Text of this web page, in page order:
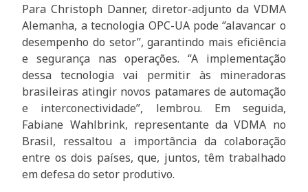
Para Christoph Danner, diretor-adjunto da VDMA
Alemanha, a tecnologia OPC-UA pode ‘’alavancar o
desempenho do setor’’, garantindo mais eficiência
e segurança nas operações. “A implementação
dessa tecnologia vai permitir às mineradoras
brasileiras atingir novos patamares de automação
e interconectividade”, lembrou. Em seguida,
Fabiane Wahlbrink, representante da VDMA no
Brasil, ressaltou a importância da colaboração
entre os dois países, que, juntos, têm trabalhado
em defesa do setor produtivo.